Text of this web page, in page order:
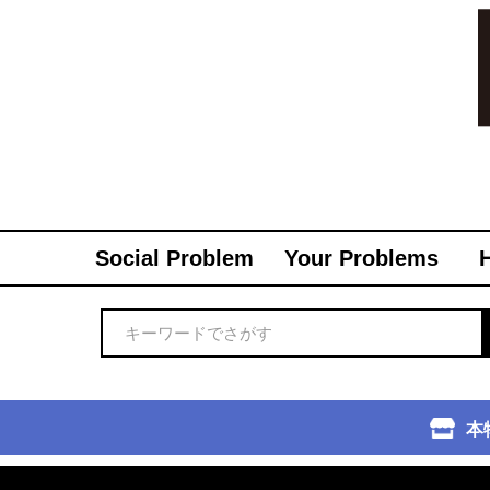
Social Problem Your Problems
本